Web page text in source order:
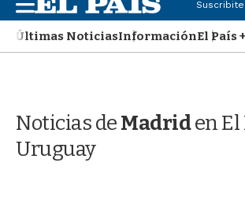
e
n
u
Suscribite
Últimas NoticiasInformaciónEl País +
Noticias deMadriden El
Uruguay